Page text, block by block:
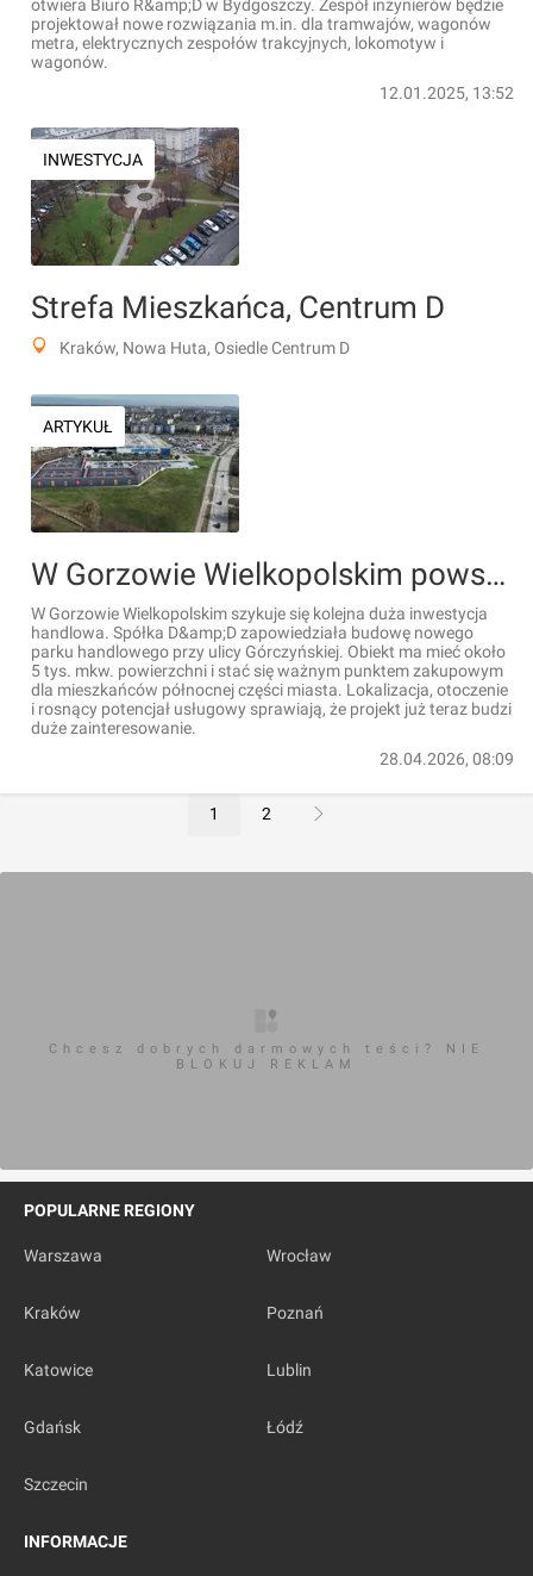
otwiera Biuro R&amp;D w Bydgoszczy. Zespół inżynierów będzie
projektował nowe rozwiązania m.in. dla tramwajów, wagonów
metra, elektrycznych zespołów trakcyjnych, lokomotyw i
wagonów.
12.01.2025, 13:52
INWESTYCJA
Strefa Mieszkańca, Centrum D
Kraków, Nowa Huta, Osiedle Centrum D
ARTYKUŁ
W Gorzowie Wielkopolskim powstanie nowy park handlowy
W Gorzowie Wielkopolskim szykuje się kolejna duża inwestycja
handlowa. Spółka D&amp;D zapowiedziała budowę nowego
parku handlowego przy ulicy Górczyńskiej. Obiekt ma mieć około
5 tys. mkw. powierzchni i stać się ważnym punktem zakupowym
dla mieszkańców północnej części miasta. Lokalizacja, otoczenie
i rosnący potencjał usługowy sprawiają, że projekt już teraz budzi
duże zainteresowanie.
28.04.2026, 08:09
1 2
Chcesz dobrych darmowych teści? NIE
BLOKUJ REKLAM
POPULARNE REGIONY
Warszawa Wrocław
Kraków Poznań
Katowice Lublin
Gdańsk Łódź
Szczecin
INFORMACJE